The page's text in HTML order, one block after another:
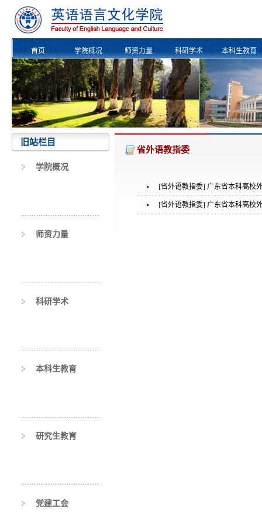
首页 学院概况 师资力量 科研学术 本科生教育
校友风采
旧站栏目
学院概况
师资力量
科研学术
本科生教育
研究生教育
党建工会
省外语教指委
[省外语教指委] 广东省本科高校
[省外语教指委] 广东省本科高校